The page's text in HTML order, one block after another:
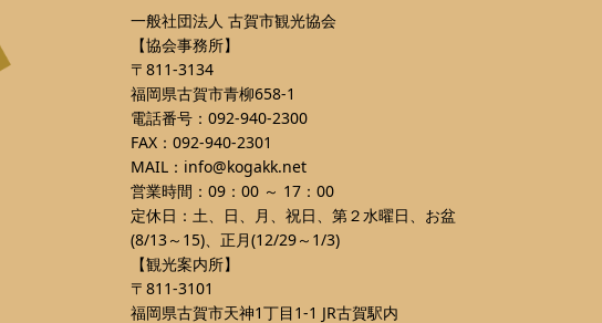
一般社団法人 古賀市観光協会
【協会事務所】
〒811-3134
福岡県古賀市青柳658-1
電話番号：092-940-2300
FAX：092-940-2301
MAIL：info@kogakk.net
営業時間：09：00 ～ 17：00
定休日：土、日、月、祝日、第２水曜日、お盆
(8/13～15)、正月(12/29～1/3)
【観光案内所】
〒811-3101
福岡県古賀市天神1丁目1-1 JR古賀駅内